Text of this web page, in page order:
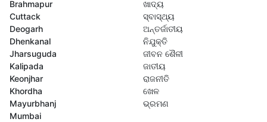
Brahmapur
Cuttack
Deogarh
Dhenkanal
Jharsuguda
Kalipada
Keonjhar
Khordha
Mayurbhanj
Mumbai
ଖାଦ୍ୟ
ସ୍ବାସ୍ଥ୍ୟ
ଅନ୍ତର୍ଜାତୀୟ
ନିଯୁକ୍ତି
ଜୀବନ ଶୈଳୀ
ଜାତୀୟ
ରାଜନୀତି
ଖେଳ
ଭ୍ରମଣ